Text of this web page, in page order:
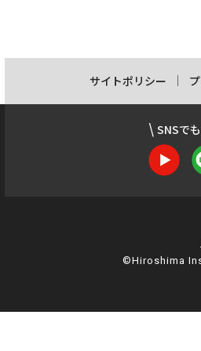
サイトポリシー
SNSで
©Hiroshima